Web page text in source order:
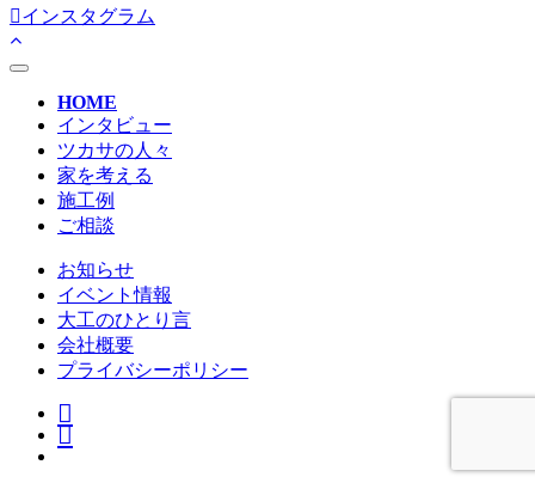
インスタグラム
toggle
navigationHOME
インタビュー
ツカサの人々
家を考える
施工例
ご相談
お知らせ
イベント情報
大工のひとり言
会社概要
プライバシーポリシー